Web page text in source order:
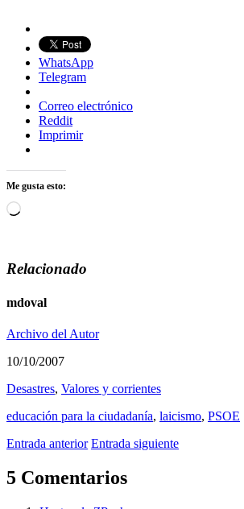
WhatsApp
Telegram
Correo electrónico
Reddit
Imprimir
Me gusta esto:
Cargando...
Relacionado
mdoval
Archivo del Autor
10/10/2007
Desastres, Valores y corrientes
educación para la ciudadaní­a, laicismo, PSOE
Entrada anterior Entrada siguiente
5 Comentarios